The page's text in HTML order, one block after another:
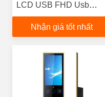
LCD USB FHD Usb
trong nhà Bảng hiệu kỹ
thuật số Tầng đứng 55
Nhận giá tốt nhất